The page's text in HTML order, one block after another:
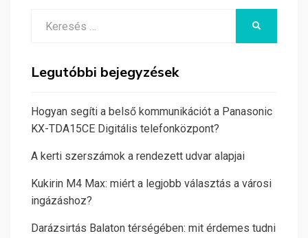
Legutóbbi bejegyzések
Hogyan segíti a belső kommunikációt a Panasonic
KX-TDA15CE Digitális telefonközpont?
A kerti szerszámok a rendezett udvar alapjai
Kukirin M4 Max: miért a legjobb választás a városi
ingázáshoz?
Darázsirtás Balaton térségében: mit érdemes tudni